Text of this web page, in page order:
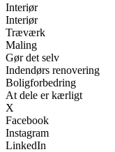
Interiør
Interiør
Træværk
Maling
Gør det selv
Indendørs renovering
Boligforbedring
At dele er kærligt
X
Facebook
Instagram
LinkedIn